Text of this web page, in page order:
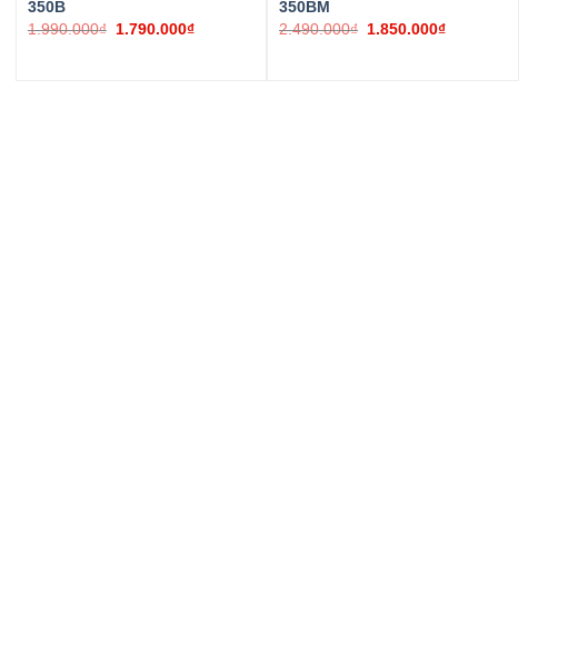
350B
1.990.000₫ 1.790.000₫
USB
350BM
2.490.000₫ 1.850.000₫
USB+LAN